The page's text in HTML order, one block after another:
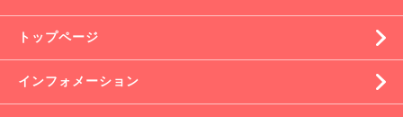
トップページ
インフォメーション